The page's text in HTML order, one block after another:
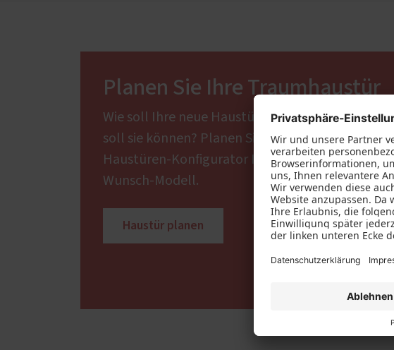
Planen Sie Ihre Traumhaustür
Wie soll Ihre neue Haustür aussehen? Und was
soll sie können? Planen Sie mit unserem
Haustüren-Konfigurator Ihr individuelles
Wunsch-Modell.
Haustür planen